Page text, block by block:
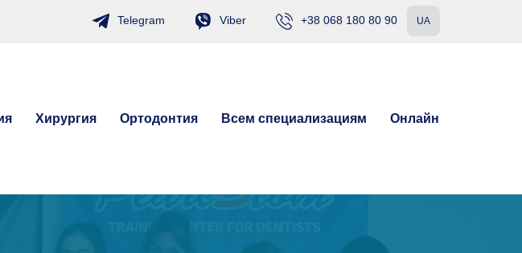
Telegram Viber +38 068 180 80 90 UA
Хирургия Ортодонтия Всем специализациям Онлайн